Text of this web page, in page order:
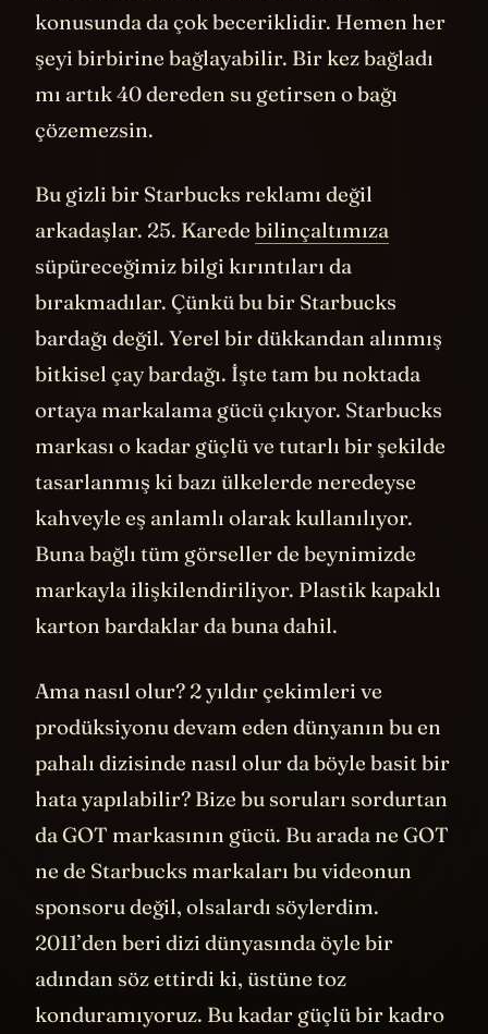
konusunda da çok beceriklidir. Hemen her
şeyi birbirine bağlayabilir. Bir kez bağladı
mı artık 40 dereden su getirsen o bağı
çözemezsin.
Bu gizli bir Starbucks reklamı değil
arkadaşlar. 25. Karede bilinçaltımıza
süpüreceğimiz bilgi kırıntıları da
bırakmadılar. Çünkü bu bir Starbucks
bardağı değil. Yerel bir dükkandan alınmış
bitkisel çay bardağı. İşte tam bu noktada
ortaya markalama gücü çıkıyor. Starbucks
markası o kadar güçlü ve tutarlı bir şekilde
tasarlanmış ki bazı ülkelerde neredeyse
kahveyle eş anlamlı olarak kullanılıyor.
Buna bağlı tüm görseller de beynimizde
markayla ilişkilendiriliyor. Plastik kapaklı
karton bardaklar da buna dahil.
Ama nasıl olur? 2 yıldır çekimleri ve
prodüksiyonu devam eden dünyanın bu en
pahalı dizisinde nasıl olur da böyle basit bir
hata yapılabilir? Bize bu soruları sordurtan
da GOT markasının gücü. Bu arada ne GOT
ne de Starbucks markaları bu videonun
sponsoru değil, olsalardı söylerdim.
2011’den beri dizi dünyasında öyle bir
adından söz ettirdi ki, üstüne toz
konduramıyoruz. Bu kadar güçlü bir kadro